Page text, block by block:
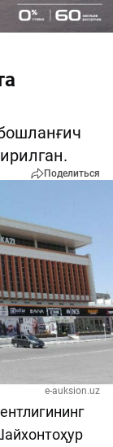
Поделиться
e-auksion.uz